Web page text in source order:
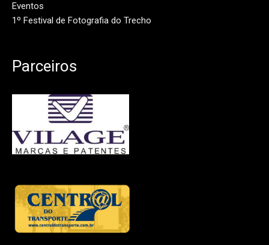
Eventos
1º Festival de Fotografia do Trecho
Parceiros